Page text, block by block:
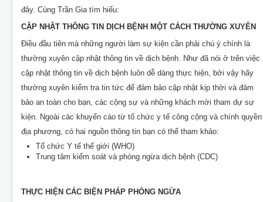
đây. Cùng Trần Gia tìm hiểu:
CẬP NHẬT THÔNG TIN DỊCH BỆNH MỘT CÁCH THƯỜNG XUYÊN
Điều đầu tiên mà những người làm sự kiện cần phải chú ý chính là
thường xuyên cập nhật thông tin về dịch bệnh. Như đã nói ở trên việc
cập nhật thông tin về dịch bệnh luôn dễ dàng thực hiện, bởi vậy hãy
thường xuyên kiểm tra tin tức để đảm bảo cập nhật kịp thời và đảm
bảo an toàn cho bạn, các cộng sự và những khách mời tham dự sự
kiện. Ngoài các khuyến cáo từ tổ chức y tế công cộng và chính quyền
địa phương, có hai nguồn thông tin bạn có thể tham khảo:
Tổ chức Y tế thế giới (WHO)
Trung tâm kiểm soát và phòng ngừa dịch bệnh (CDC)
THỰC HIỆN CÁC BIỆN PHÁP PHÒNG NGỪA